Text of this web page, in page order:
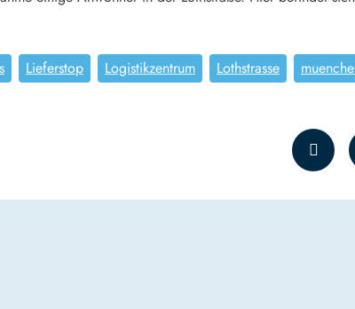
Lieferstop Logistikzentrum Lothstrasse